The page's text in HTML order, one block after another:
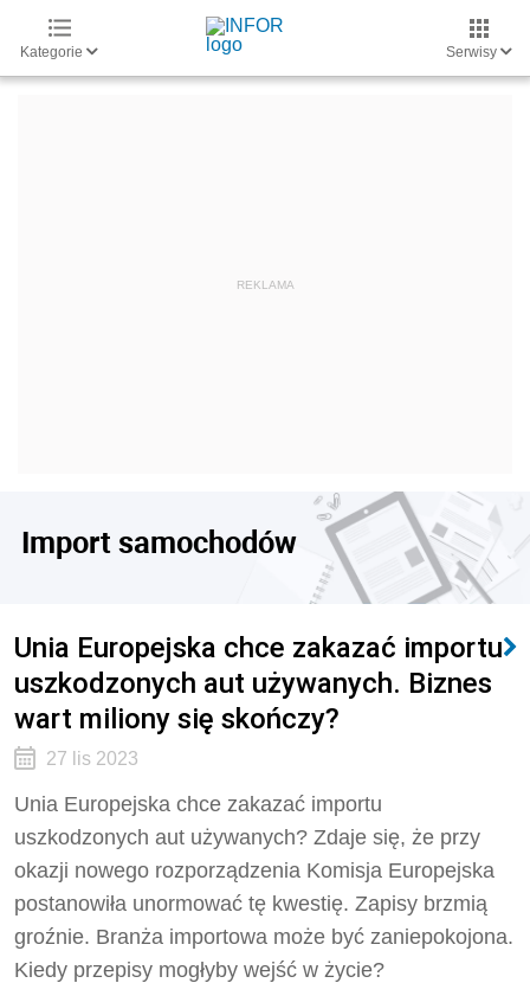
Kategorie Serwisy
Import samochodów
Unia Europejska chce zakazać importu
uszkodzonych aut używanych. Biznes
wart miliony się skończy?
27 lis 2023
Unia Europejska chce zakazać importu
uszkodzonych aut używanych? Zdaje się, że przy
okazji nowego rozporządzenia Komisja Europejska
postanowiła unormować tę kwestię. Zapisy brzmią
groźnie. Branża importowa może być zaniepokojona.
Kiedy przepisy mogłyby wejść w życie?